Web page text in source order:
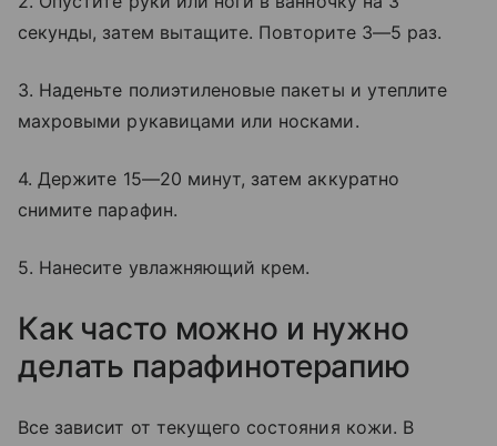
секунды, затем вытащите. Повторите 3—5 раз.
3. Наденьте полиэтиленовые пакеты и утеплите
махровыми рукавицами или носками.
4. Держите 15—20 минут, затем аккуратно
снимите парафин.
5. Нанесите увлажняющий крем.
Как часто можно и нужно
делать парафинотерапию
Все зависит от текущего состояния кожи. В